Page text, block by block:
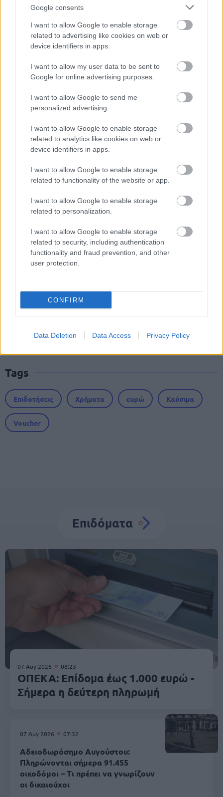
Google consents
I want to allow Google to enable storage
related to advertising like cookies on web or
device identifiers in apps.
I want to allow my user data to be sent to
Google for online advertising purposes.
I want to allow Google to send me
personalized advertising.
I want to allow Google to enable storage
related to analytics like cookies on web or
device identifiers in apps.
I want to allow Google to enable storage
related to functionality of the website or app.
I want to allow Google to enable storage
related to personalization.
I want to allow Google to enable storage
related to security, including authentication
functionality and fraud prevention, and other
user protection.
CONFIRM
Data Deletion Data Access Privacy Policy
αναζήτησης της Google
Δημοφιλείς Ειδήσεις
Ανοικτές 1.779 θέσεις εργασίας στο
Δημόσιο (χωρίς πτυχίο)
Πυροσβεστική Σχολή: Νέος
κανονισμός για δόκιμους – Τι αλλάζει
σε διαμονή, σίτιση και πρακτική
εκπαίδευση
ΥΠΕΣ: Προγραμματισμός προσλήψεων
2027 - Παρατείνεται το Β' Στάδιο
Προσλήψεις αναπληρωτών: Περίπου
30.000 ονόματα στην α' φάση
Tags
Επιδοτήσεις Χρήματα ευρώ Καύσιμα
Voucher
Επιδόματα
07 Αυγ 2026 08:23
ΟΠΕΚΑ: Επίδομα έως 1.000 ευρώ -
Σήμερα η δεύτερη πληρωμή
07 Αυγ 2026 07:32
Αδειοδωρόσημο Αυγούστου:
Πληρώνονται σήμερα 91.455
οικοδόμοι – Τι πρέπει να γνωρίζουν
οι δικαιούχοι